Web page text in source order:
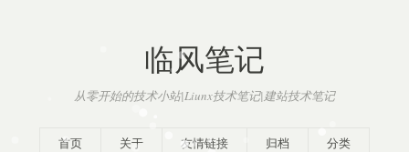
临风笔记
从零开始的技术小站|Liunx技术笔记|建站技术笔记
首页 关于 友情链接 归档 分类